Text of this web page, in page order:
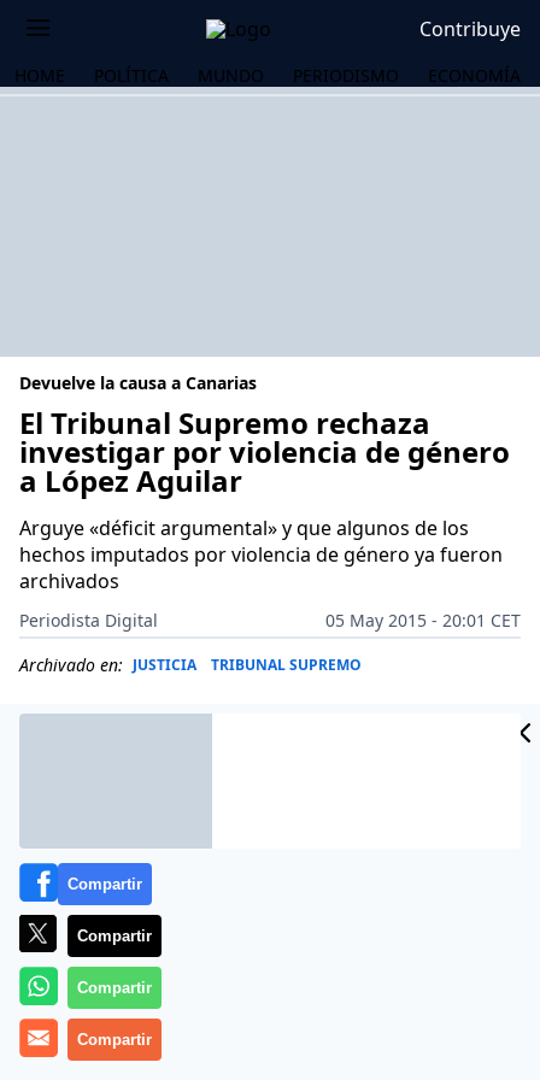
Contribuye
HOME POLÍTICA MUNDO PERIODISMO ECONOMÍA
Devuelve la causa a Canarias
El Tribunal Supremo rechaza
investigar por violencia de género
a López Aguilar
Arguye «déficit argumental» y que algunos de los
hechos imputados por violencia de género ya fueron
archivados
Periodista Digital
05 May 2015 - 20:01 CET
Archivado en: JUSTICIA TRIBUNAL SUPREMO
Más información
Compartir
Compartir
Compartir
Compartir